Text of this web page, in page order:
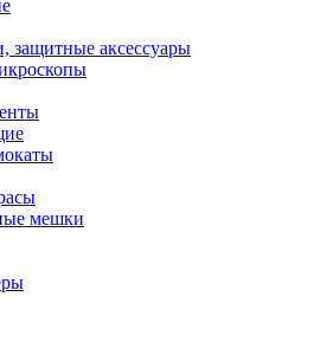
защитные аксессуары
мешки